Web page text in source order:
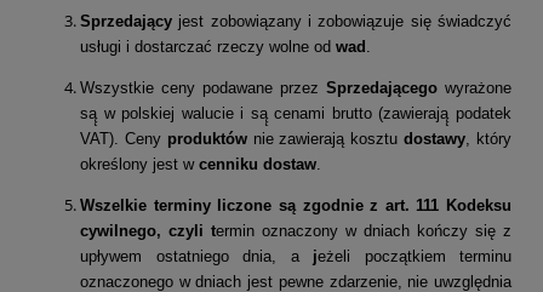
Sprzedający jest zobowiązany i zobowiązuje się świadczyć
usługi i dostarczać rzeczy wolne od wad
Wszystkie ceny podawane przez Sprzedającego wyrażone
są̨ w polskiej walucie i są̨ cenami brutto (zawierają̨ podatek
VAT). Ceny produktów nie zawierają kosztudostawy , który
określony jest w cenniku dostaw
Wszelkie terminy liczone są zgodnie z art. 111 Kodeksu
cywilnego, czyli termin oznaczony w dniach kończy się z
upływem ostatniego dnia, a jeżeli początkiem terminu
oznaczonego w dniach jest pewne zdarzenie, nie uwzględnia